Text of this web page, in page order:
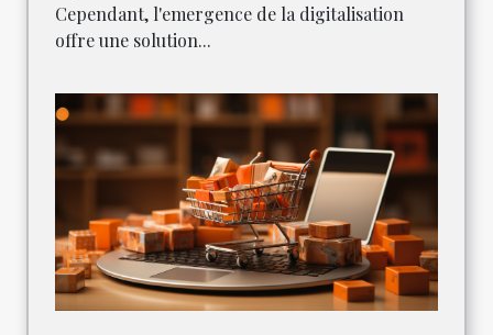
Cependant, l'emergence de la digitalisation
offre une solution...